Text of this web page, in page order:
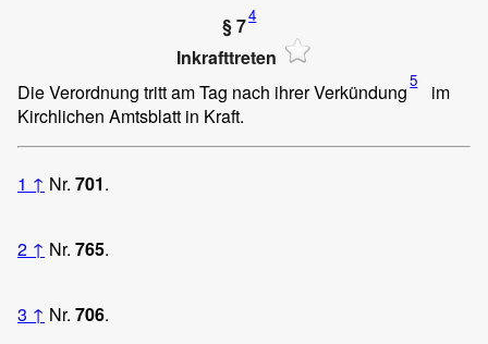
§ 74
Inkrafttreten
Die Verordnung tritt am Tag nach ihrer Verkündung5
im
Kirchlichen Amtsblatt in Kraft.
1 ↑ Nr. 701.
2 ↑ Nr. 765.
3 ↑ Nr. 706.